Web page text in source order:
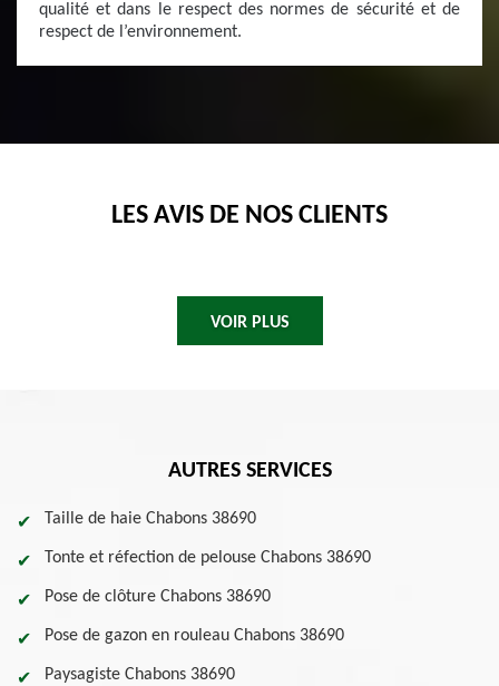
qualité et dans le respect des normes de sécurité et de
respect de l’environnement.
LES AVIS DE NOS CLIENTS
VOIR PLUS
AUTRES SERVICES
Taille de haie Chabons 38690
Tonte et réfection de pelouse Chabons 38690
Pose de clôture Chabons 38690
Pose de gazon en rouleau Chabons 38690
Paysagiste Chabons 38690